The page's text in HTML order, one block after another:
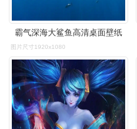
霸气深海大鲨鱼高清桌面壁纸
图片尺寸1920x1080